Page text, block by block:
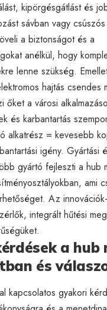
kipörgésgátlást és
sávban vagy
a biztonságot és a
anélkül, hogy
lenne szükség.
hajtás csendes
őket a városi
és karbantartás
alkatrész = kevesebb
igény. Gyártási
gyártó fejleszti a hub
ami
Az
integrált hűtési
a hub
és
kapcsolatos gyakori